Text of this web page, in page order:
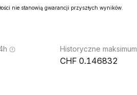
nie stanowią gwarancji przyszłych wyników.
Historyczne maksimum
0.146832